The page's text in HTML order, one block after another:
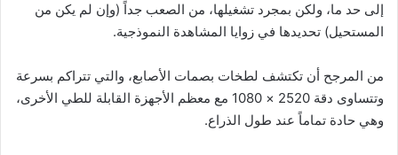
إلى حد ما، ولكن بمجرد تشغيلها، من الصعب جداً (وإن لم يكن من
المستحيل) تحديدها في زوايا المشاهدة النموذجية.
من المرجح أن تكتشف لطخات بصمات الأصابع، والتي تتراكم بسرعة
وتتساوى دقة 2520 × 1080 مع معظم الأجهزة القابلة للطي الأخرى،
وهي حادة تماماً عند طول الذراع.